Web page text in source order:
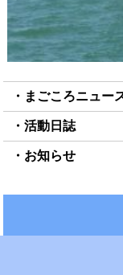
まごころニュー
活動日誌
お知らせ